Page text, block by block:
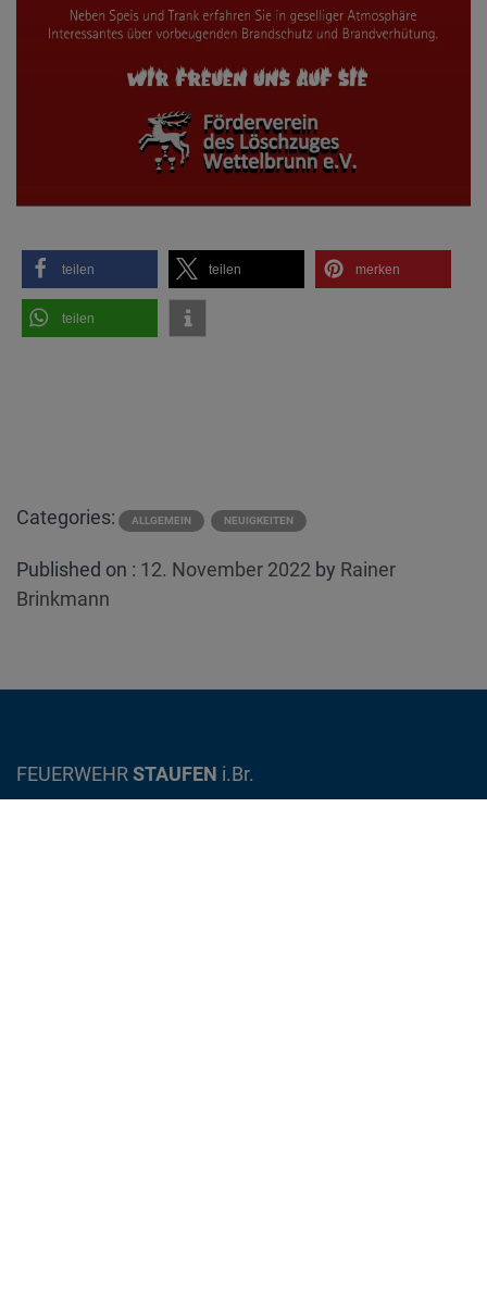
teilen teilen merken
teilen
Categories: ALLGEMEIN NEUIGKEITEN
Published on : Posted
12. November 2022 by Rainer
Brinkmann
FEUERWEHR STAUFEN i.Br.